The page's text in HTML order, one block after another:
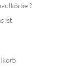
?
ist